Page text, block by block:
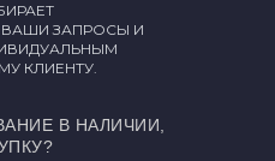
ЗАПРОСЫ И
КЛИЕНТУ.
В НАЛИЧИИ,